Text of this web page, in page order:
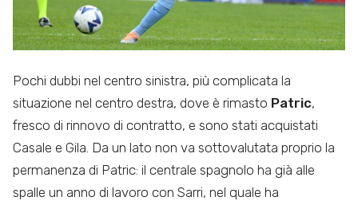
Pochi dubbi nel centro sinistra, più complicata la
situazione nel centro destra, dove è rimasto Patric,
fresco di rinnovo di contratto, e sono stati acquistati
Casale e Gila. Da un lato non va sottovalutata proprio la
permanenza di Patric: il centrale spagnolo ha già alle
spalle un anno di lavoro con Sarri, nel quale ha